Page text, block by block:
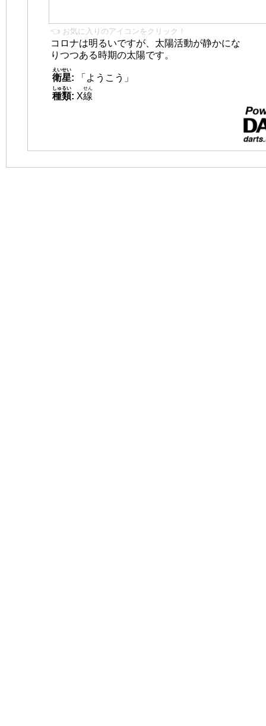
👈 お気に入りのアイコンをクリック！
コロナは明るいですが、太陽活動が静かにな
りつつある時期の太陽です。
衛星
えいせい
:
「ようこう」
種類
しゅるい
: X線
せん